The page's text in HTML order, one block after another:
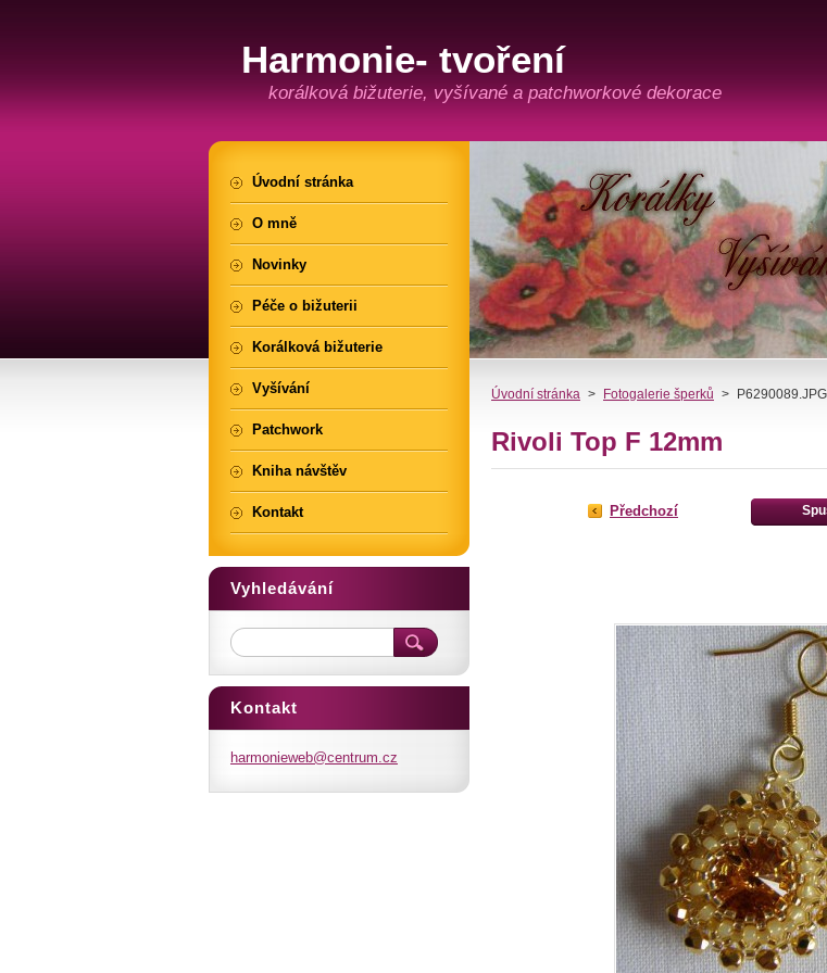
Harmonie- tvoření
korálková bižuterie, vyšívané a patchworkové dekorace
Úvodní stránka > Fotogalerie šperků > P6290089.JPG
Rivoli Top F 12mm
Předchozí
Úvodní stránka
O mně
Novinky
Péče o bižuterii
Korálková bižuterie
Vyšívání
Patchwork
Kniha návštěv
Kontakt
Vyhledávání
Kontakt
harmonieweb@centrum.cz